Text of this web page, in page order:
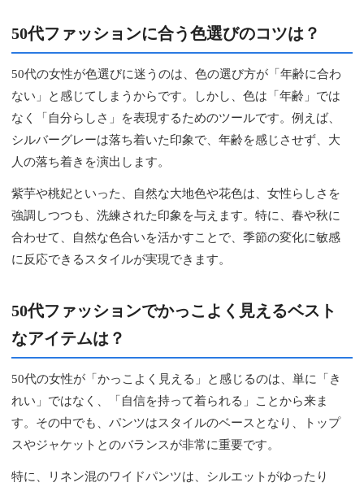
50代ファッションに合う色選びのコツは？
50代の女性が色選びに迷うのは、色の選び方が「年齢に合わ
ない」と感じてしまうからです。しかし、色は「年齢」では
なく「自分らしさ」を表現するためのツールです。例えば、
シルバーグレーは落ち着いた印象で、年齢を感じさせず、大
人の落ち着きを演出します。
紫芋や桃妃といった、自然な大地色や花色は、女性らしさを
強調しつつも、洗練された印象を与えます。特に、春や秋に
合わせて、自然な色合いを活かすことで、季節の変化に敏感
に反応できるスタイルが実現できます。
50代ファッションでかっこよく見えるベスト
なアイテムは？
50代の女性が「かっこよく見える」と感じるのは、単に「き
れい」ではなく、「自信を持って着られる」ことから来ま
す。その中でも、パンツはスタイルのベースとなり、トップ
スやジャケットとのバランスが非常に重要です。
特に、リネン混のワイドパンツは、シルエットがゆったり